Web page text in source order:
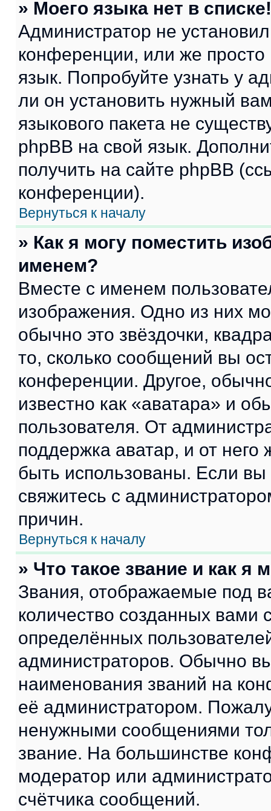
» Моего языка нет в списке!
Администратор не
конференции, или же
язык. Попробуйте узнать у
ли он установить нужный
языкового пакета не
phpBB на свой язык.
получить на сайте phpBB
конференции).
Вернуться к началу
» Как я могу поместить
именем?
Вместе с именем
изображения. Одно из них
обычно это звёздочки,
то, сколько сообщений вы
конференции. Другое,
известно как «аватара» и
пользователя. От
поддержка аватар, и от него
быть использованы. Если
свяжитесь с
причин.
Вернуться к началу
» Что такое звание и как я
Звания, отображаемые под
количество созданных
определённых
администраторов. Обычно
наименования званий на
её администратором.
ненужными сообщениями
звание. На большинстве
модератор или
счётчика сообщений.